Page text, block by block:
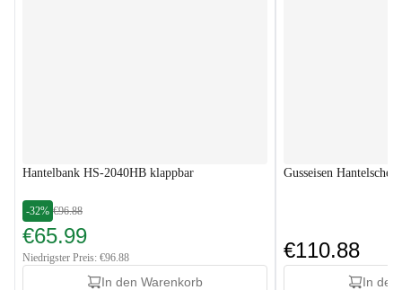
Hantelbank HS-2040HB klappbar
-32% €96.88
€65.99
Niedrigster Preis: €96.88
In den Warenkorb
Gusseisen
€110.88
In den